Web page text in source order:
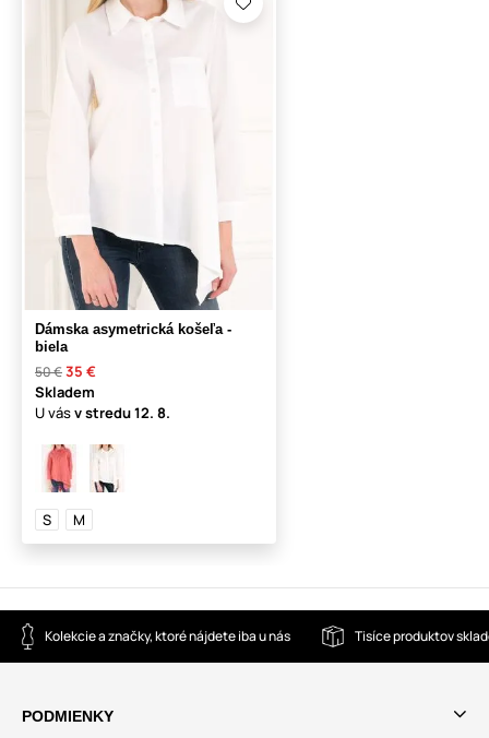
Dámska asymetrická košeľa -
biela
50 €35 €
Skladem
U vásv stredu12. 8.
S M
Kolekcie a značky, ktoré nájdete iba u nás Tisíce produktov
PODMIENKY